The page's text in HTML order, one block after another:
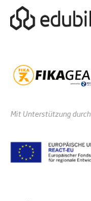
Mit Unterstützung durch